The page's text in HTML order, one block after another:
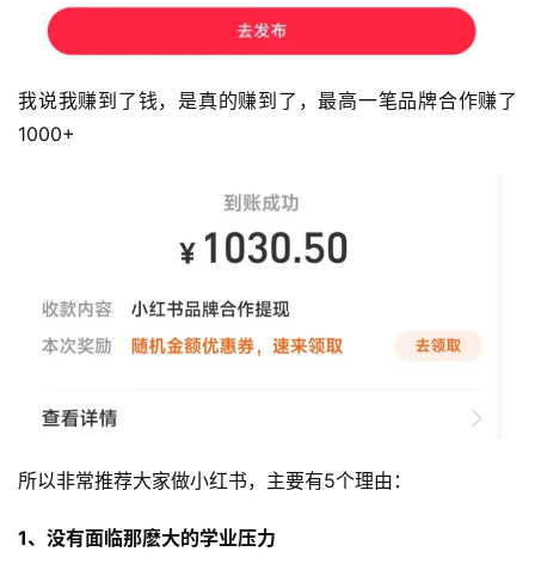
我说我赚到了钱，是真的赚到了，最高一笔品牌合作赚了
1000+
所以非常推荐大家做小红书，主要有5个理由：
1、没有面临那麽大的学业压力